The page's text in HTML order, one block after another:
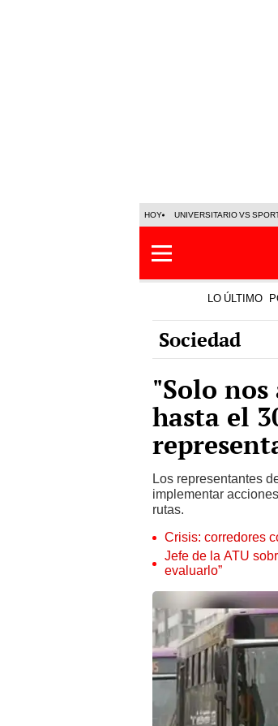
HOY UNIVERSITARIO VS
LO ÚLTIMO
Sociedad
"Solo
hasta el
Los representantes
implementar
rutas.
Crisis: corredores
Jefe de la ATU
evaluarlo”